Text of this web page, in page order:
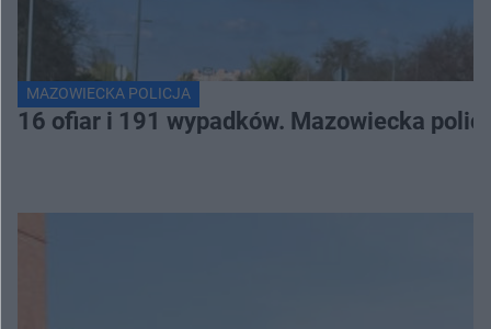
MAZOWIECKA POLICJA
16 ofiar i 191 wypadków. Mazowiecka